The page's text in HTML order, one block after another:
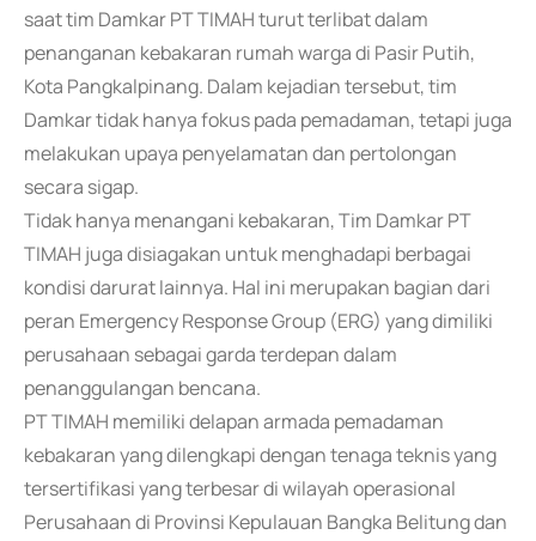
saat tim Damkar PT TIMAH turut terlibat dalam
penanganan kebakaran rumah warga di Pasir Putih,
Kota Pangkalpinang. Dalam kejadian tersebut, tim
Damkar tidak hanya fokus pada pemadaman, tetapi juga
melakukan upaya penyelamatan dan pertolongan
secara sigap.
Tidak hanya menangani kebakaran, Tim Damkar PT
TIMAH juga disiagakan untuk menghadapi berbagai
kondisi darurat lainnya. Hal ini merupakan bagian dari
peran Emergency Response Group (ERG) yang dimiliki
perusahaan sebagai garda terdepan dalam
penanggulangan bencana.
PT TIMAH memiliki delapan armada pemadaman
kebakaran yang dilengkapi dengan tenaga teknis yang
tersertifikasi yang terbesar di wilayah operasional
Perusahaan di Provinsi Kepulauan Bangka Belitung dan